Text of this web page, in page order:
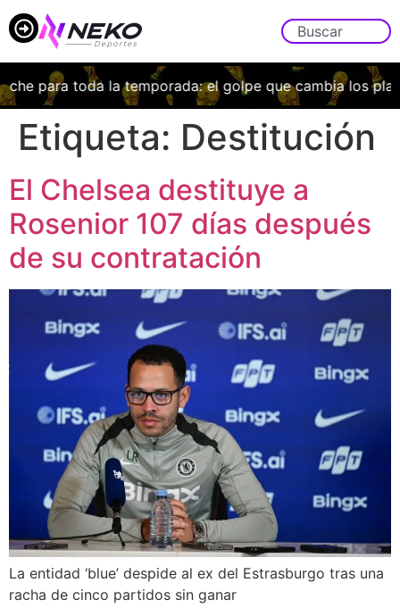
para toda la temporada: el golpe que cambia los
Etiqueta: Destitución
El Chelsea destituye a
Rosenior 107 días después
de su contratación
La entidad ‘blue’ despide al ex del Estrasburgo tras una
racha de cinco partidos sin ganar